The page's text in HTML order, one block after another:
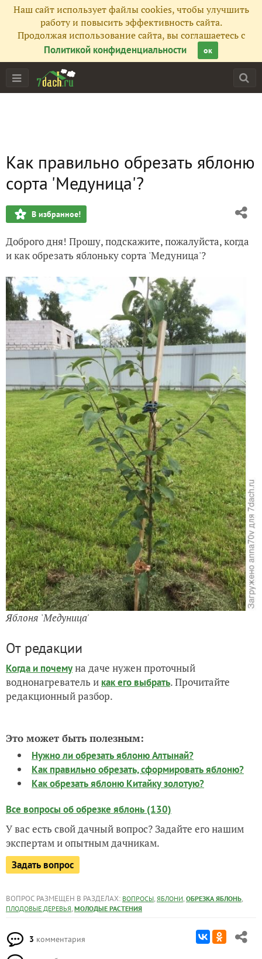
Наш сайт использует файлы cookies, чтобы улучшить
работу и повысить эффективность сайта.
Продолжая использование сайта, вы соглашаетесь с
Политикой конфиденциальности
ок
Как правильно обрезать яблоню
сорта 'Медуница'?
В избранное!
Доброго дня! Прошу, подскажите, пожалуйста, когда
и как обрезать яблоньку сорта 'Медуница'?
Яблоня 'Медуница'
От редакции
Когда и почемуна даче нужен проточный
воднонагреватель и как его выбрать. Прочитайте
редакционный разбор.
Это может быть полезным:
Нужно ли обрезать яблоню Алтынай?
Как правильно обрезать, сформировать яблоню?
Как обрезать яблоню Китайку золотую?
Все вопросы об обрезке яблонь (130)
У вас есть свой дачный вопрос? Задайте его нашим
экспертам и опытным дачникам.
Задать вопрос
ВОПРОС РАЗМЕЩЕН В РАЗДЕЛАХ: ВОПРОСЫ, ЯБЛОНИ, ОБРЕЗКА ЯБЛОНЬ,
ПЛОДОВЫЕ ДЕРЕВЬЯ, МОЛОДЫЕ РАСТЕНИЯ
3 комментария